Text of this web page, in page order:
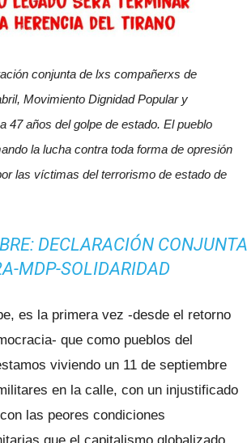
conjunta de lxs compañerxs de
Movimiento Dignidad Popular y
47 años del golpe de estado. El pueblo
la lucha contra toda forma de opresión
las víctimas del terrorismo de estado de
DECLARACIÓN CONJUNTA
MDP-SOLIDARIDAD
es la primera vez -desde el retorno
que como pueblos del
viviendo un 11 de septiembre
en la calle, con un injustificado
las peores condiciones